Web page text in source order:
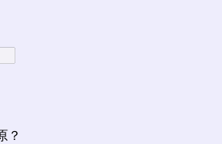
？